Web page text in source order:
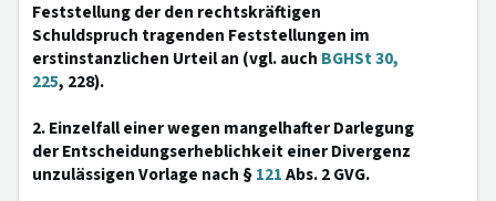
Feststellung der den rechtskräftigen
Schuldspruch tragenden Feststellungen im
erstinstanzlichen Urteil an (vgl. auch BGHSt 30,
225, 228).
2. Einzelfall einer wegen mangelhafter Darlegung
der Entscheidungserheblichkeit einer Divergenz
unzulässigen Vorlage nach §121Abs. 2 GVG.